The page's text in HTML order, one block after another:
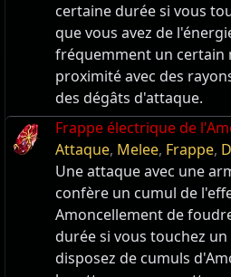
certaine durée si vous
que vous avez de
fréquemment un certain
proximité avec des
des dégâts d'attaque.
Frappe électrique de
Attaque, Melee, Frappe,
Une attaque avec une
confère un cumul de
Amoncellement de
durée si vous touchez
disposez de cumuls